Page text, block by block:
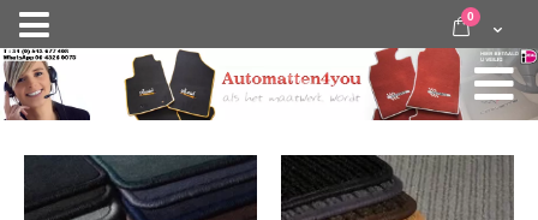
Nav
activeren
door
inhoud
Cart
0 items